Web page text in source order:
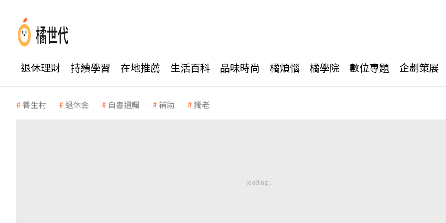
退休理財 持續學習 在地推薦 生活百科 品味時尚 橘煩惱 橘學院 數位專題 企劃策展
養生村 退休金 自書遺囑 補助 獨老